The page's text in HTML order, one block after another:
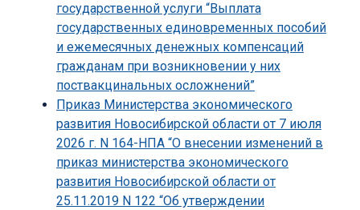
государственной услуги “Выплата
государственных единовременных пособий
и ежемесячных денежных компенсаций
гражданам при возникновении у них
поствакцинальных осложнений”
Приказ Министерства экономического
развития Новосибирской области от 7 июля
2026 г. N 164-НПА “О внесении изменений в
приказ министерства экономического
развития Новосибирской области от
25.11.2019 N 122 “Об утверждении